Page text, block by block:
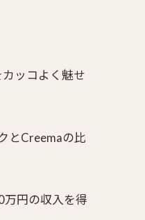
カッコよく魅せ
とCreemaの比
円の収入を得